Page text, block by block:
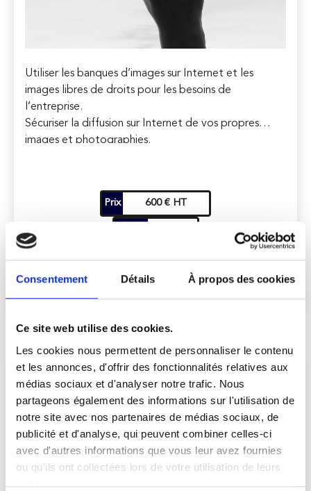
Consentement Détails À propos des cookies
Ce site web utilise des cookies.
Les cookies nous permettent de personnaliser le contenu
et les annonces, d'offrir des fonctionnalités relatives aux
médias sociaux et d'analyser notre trafic. Nous
partageons également des informations sur l'utilisation de
notre site avec nos partenaires de médias sociaux, de
publicité et d'analyse, qui peuvent combiner celles-ci
avec d'autres informations que vous leur avez fournies
ou qu'ils ont collectées lors de votre utilisation de leurs
services.
Utiliser les banques d’images sur Internet et les
images libres de droits pour les besoins de
l’entreprise.
Sécuriser la diffusion sur Internet de vos propres
images et photographies.
Prix 600 € HT
VOIR PLUS
RÉSEAUX SOCIAUX ET ZONE DE (NON)
DROIT : DÉFENDRE VOTRE E-
REPUTATION